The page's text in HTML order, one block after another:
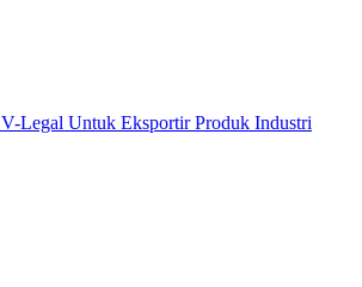
Legal Untuk Eksportir Produk Industri